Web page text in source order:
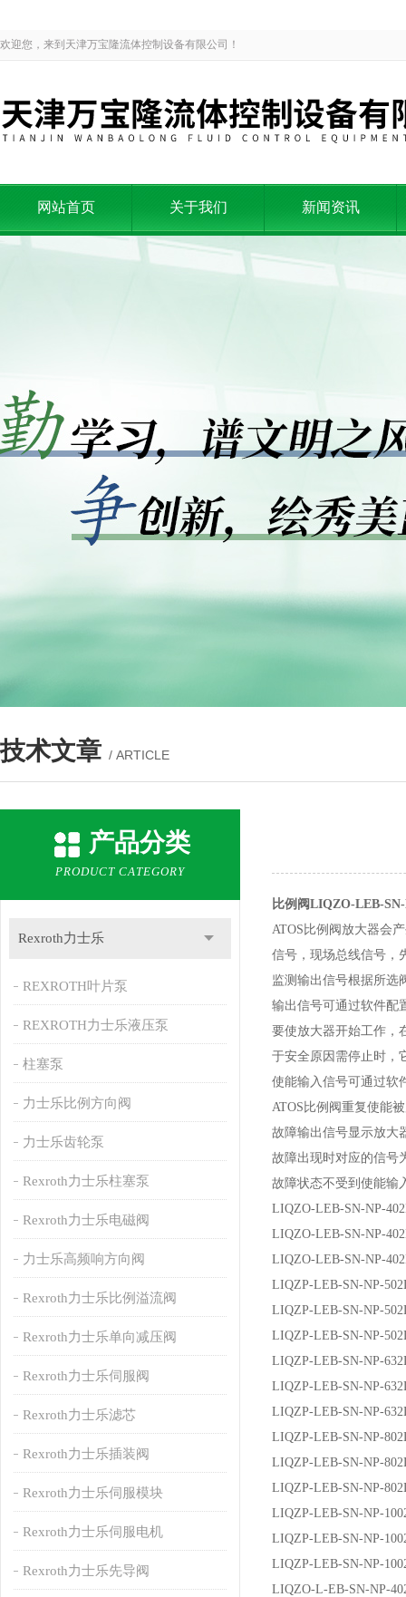
欢迎您，来到天津万宝隆流体控制设备有限公司！
网站首页 关于我们 新闻资讯
技术文章 / ARTICLE
产品分类
PRODUCT CATEGORY
Rexroth力士乐
REXROTH叶片泵
REXROTH力士乐液压泵
柱塞泵
力士乐比例方向阀
力士乐齿轮泵
Rexroth力士乐柱塞泵
Rexroth力士乐电磁阀
力士乐高频响方向阀
Rexroth力士乐比例溢流阀
Rexroth力士乐单向减压阀
Rexroth力士乐伺服阀
Rexroth力士乐滤芯
Rexroth力士乐插装阀
Rexroth力士乐伺服模块
Rexroth力士乐伺服电机
Rexroth力士乐先导阀
比例阀LIQZO-LEB-
ATOS比例阀放大器会
信号，现场总线信号，
监测输出信号根据所选
输出信号可通过软件配
要使放大器开始工作，
于安全原因需停止时，
使能输入信号可通过软
ATOS比例阀重复使能
故障输出信号显示放大
故障出现时对应的信号
故障状态不受到使能输
LIQZO-LEB-SN-NP-
LIQZO-LEB-SN-NP-
LIQZO-LEB-SN-NP-
LIQZP-LEB-SN-NP-
LIQZP-LEB-SN-NP-
LIQZP-LEB-SN-NP-
LIQZP-LEB-SN-NP-
LIQZP-LEB-SN-NP-
LIQZP-LEB-SN-NP-
LIQZP-LEB-SN-NP-
LIQZP-LEB-SN-NP-
LIQZP-LEB-SN-NP-
LIQZP-LEB-SN-NP-
LIQZP-LEB-SN-NP-
LIQZP-LEB-SN-NP-
LIQZO-L-EB-SN-NP-